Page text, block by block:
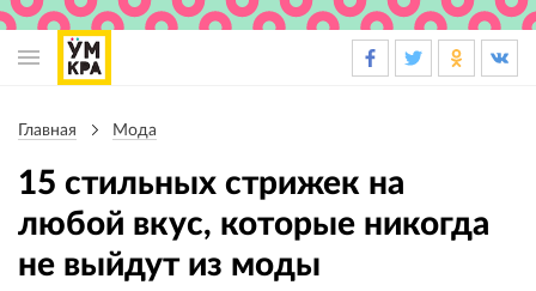
навигации
Главная Мода
15 стильных стрижек на
любой вкус, которые никогда
не выйдут из моды